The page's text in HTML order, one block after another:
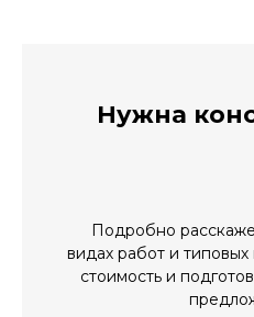
Нужна
Подробно
видах работ и типовых
стоимость и